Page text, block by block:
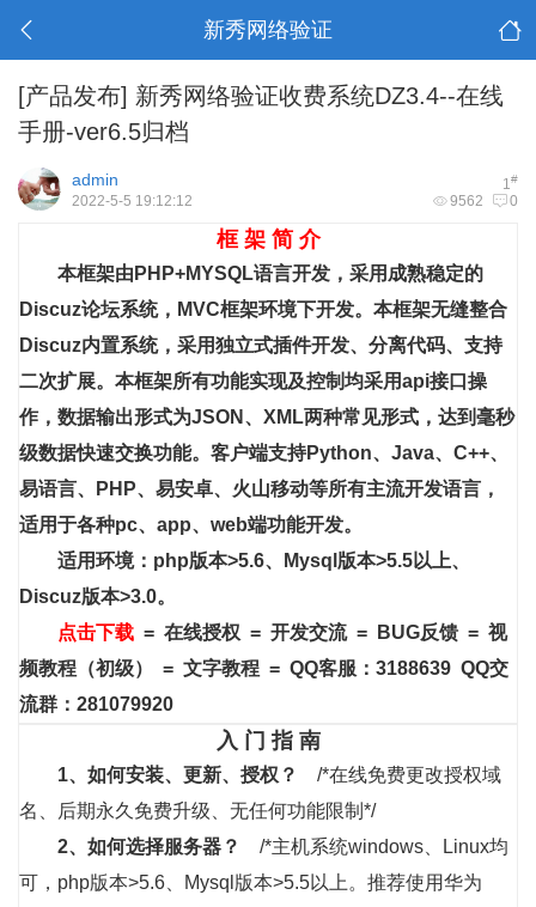
新秀网络验证
[产品发布] 新秀网络验证收费系统DZ3.4--在线
手册-ver6.5归档
1#
admin
9562 0
2022-5-5 19:12:12
框 架 简 介
本框架由PHP+MYSQL语言开发，采用成熟稳定的
Discuz论坛系统，MVC框架环境下开发。本框架无缝整合
Discuz内置系统，采用独立式插件开发、分离代码、支持
二次扩展。本框架所有功能实现及控制均采用api接口操
作，数据输出形式为JSON、XML两种常见形式，达到毫秒
级数据快速交换功能。客户端支持Python、Java、C++、
易语言、PHP、易安卓、火山移动等所有主流开发语言，
适用于各种pc、app、web端功能开发。
适用环境：php版本>5.6、Mysql版本>5.5以上、
Discuz版本>3.0。
点击下载 = 在线授权 = 开发交流= BUG反馈 = 视
频教程 （初级） = 文字教程 = QQ客服：3188639 QQ交
流群：281079920
入 门 指 南
1、 如何安装、更新、授权？
/*在线免费更改授权域
名、后期永久免费升级、无任何功能限制*/
2、如何选择服务器？ /*主机系统windows、Linux均
可，php版本>5.6、Mysql版本>5.5以上。推荐使用华为